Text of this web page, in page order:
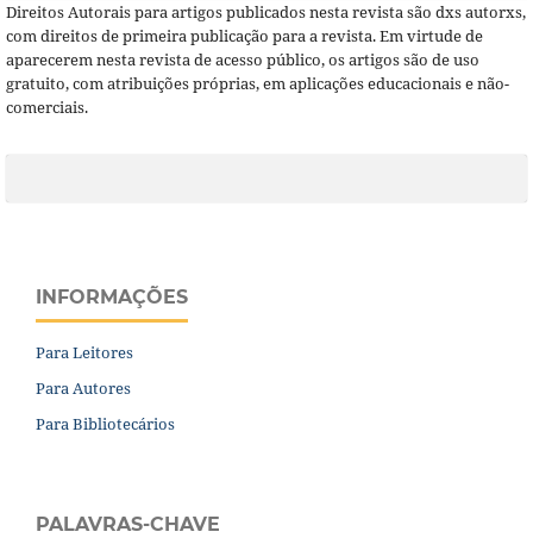
Direitos Autorais para artigos publicados nesta revista são dxs autorxs,
com direitos de primeira publicação para a revista. Em virtude de
aparecerem nesta revista de acesso público, os artigos são de uso
gratuito, com atribuições próprias, em aplicações educacionais e não-
comerciais.
INFORMAÇÕES
Para Leitores
Para Autores
Para Bibliotecários
PALAVRAS-CHAVE